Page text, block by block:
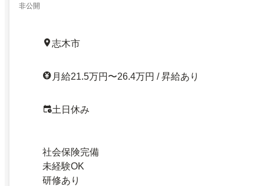
非公開
志木市
月給21.5万円〜26.4万円 / 昇給あり
土日休み
社会保険完備
未経験OK
研修あり